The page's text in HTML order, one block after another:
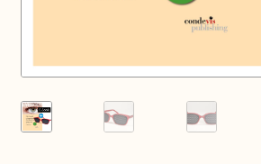
Contact
Media